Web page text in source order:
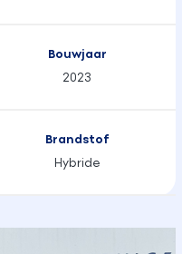
Bouwjaar
2023
Brandstof
Hybride